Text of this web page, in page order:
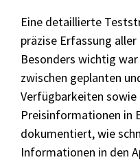
Eine detaillierte
präzise Erfassung
Besonders wichtig
zwischen geplanten
Verfügbarkeiten
Preisinformationen in
dokumentiert, wie
Informationen in den